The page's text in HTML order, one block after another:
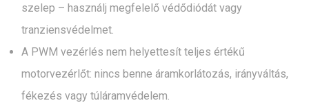
szelep – használj megfelelő védődiódát vagy
tranziensvédelmet.
A PWM vezérlés nem helyettesít teljes értékű
motorvezérlőt: nincs benne áramkorlátozás, irányváltás,
fékezés vagy túláramvédelem.